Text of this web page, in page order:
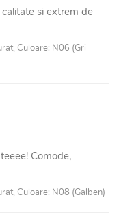
si extrem de
Culoare: N06 (Gri
Comode,
Culoare: N08 (Galben)